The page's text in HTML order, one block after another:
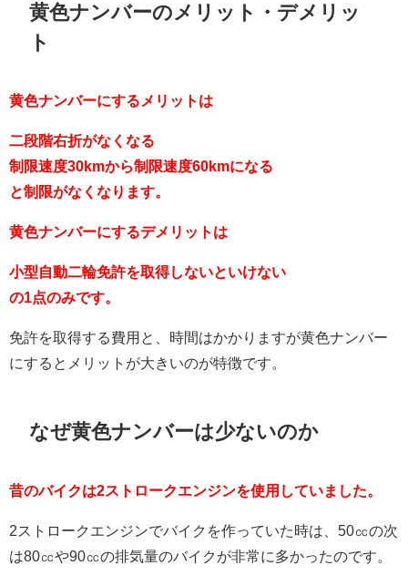
黄色ナンバーのメリット・デメリッ
ト
黄色ナンバーにするメリットは
二段階右折がなくなる
制限速度30kmから制限速度60kmになる
と制限がなくなります。
黄色ナンバーにするデメリットは
小型自動二輪免許を取得しないといけない
の1点のみです。
免許を取得する費用と、時間はかかりますが黄色ナンバー
にするとメリットが大きいのが特徴です。
なぜ黄色ナンバーは少ないのか
昔のバイクは2ストロークエンジンを使用していました。
2ストロークエンジンでバイクを作っていた時は、50㏄の次
は80㏄や90㏄の排気量のバイクが非常に多かったのです。